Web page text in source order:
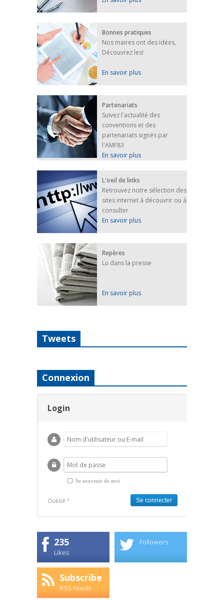
Bonnes pratiques
Nos maires ont des idées,
Découvrez les!
En savoir plus
Partenariats
Suivez l'actualité des
conventions et des
partenariats signés par
l'AMF83
En savoir plus
L'oeil de links
Retrouvez notre sélection des
sites internet à découvrir ou à
consulter
En savoir plus
Repères
Lu dans la presse
En savoir plus
Tweets
Connexion
Login
Se souvenir de moi
Oublié ?
235
Likes
Followers
Subscribe
RSS Feeds